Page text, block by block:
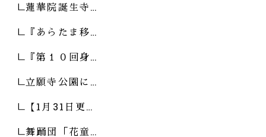
蓮華院誕生寺…
『あらたま移…
『第１０回身…
立願寺公園に…
【1月31日更…
舞踊団「花童…